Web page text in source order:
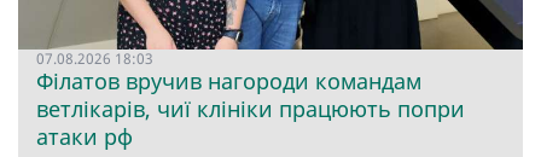
07.08.2026 18:03
Філатов вручив нагороди командам
ветлікарів, чиї клініки працюють попри
атаки рф